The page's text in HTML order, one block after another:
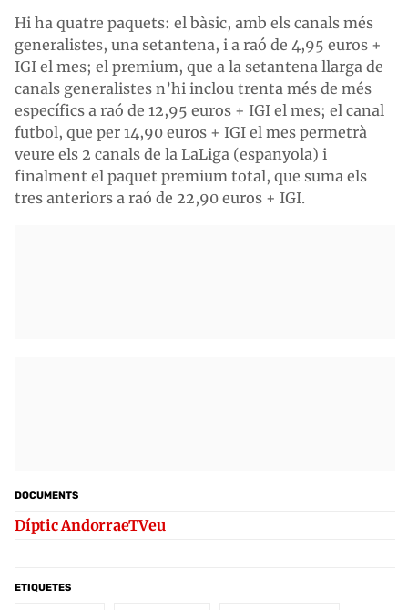
Hi ha quatre paquets: el bàsic, amb els canals més
generalistes, una setantena, i a raó de 4,95 euros +
IGI el mes; el premium, que a la setantena llarga de
canals generalistes n’hi inclou trenta més de més
específics a raó de 12,95 euros + IGI el mes; el canal
futbol, que per 14,90 euros + IGI el mes permetrà
veure els 2 canals de la LaLiga (espanyola) i
finalment el paquet premium total, que suma els
tres anteriors a raó de 22,90 euros + IGI.
DOCUMENTS
Díptic AndorraeTVeu
ETIQUETES